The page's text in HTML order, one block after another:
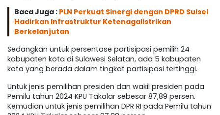
Baca Juga : PLN Perkuat Sinergi dengan DPRD Sulsel
Hadirkan Infrastruktur Ketenagalistrikan
Berkelanjutan
Sedangkan untuk persentase partisipasi pemilih 24
kabupaten kota di Sulawesi Selatan, ada 5 kabupaten
kota yang berada dalam tingkat partisipasi tertinggi.
Untuk jenis pemilihan presiden dan wakil presiden pada
Pemilu tahun 2024 KPU Takalar sebesar 87,89 persen.
Kemudian untuk jenis pemilihan DPR RI pada Pemilu tahun